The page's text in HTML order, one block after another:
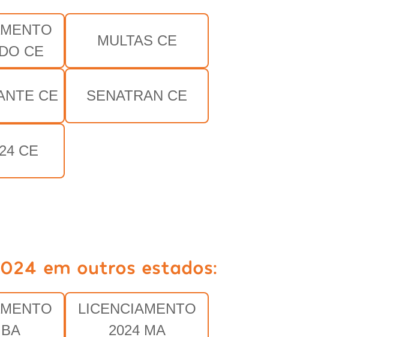
CE
MULTAS CE
CE SENATRAN CE
CE
em outros estados:
LICENCIAMENTO
2024 MA